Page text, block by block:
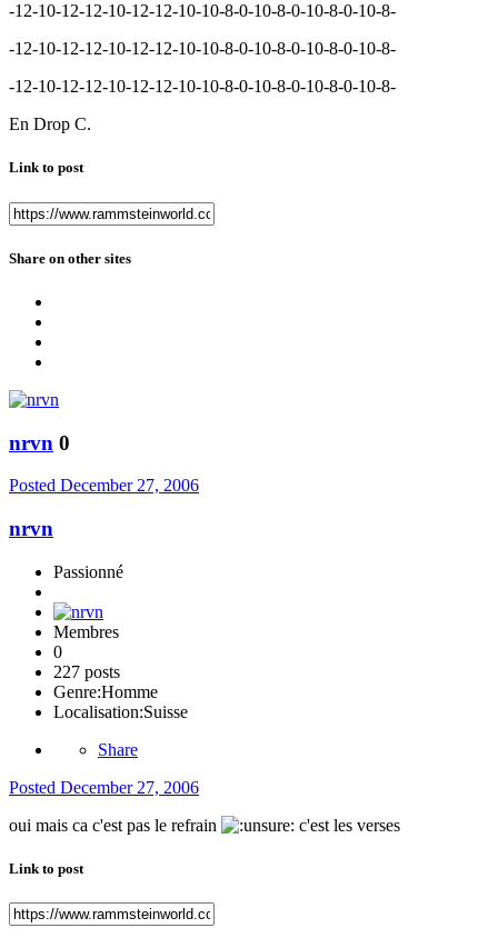
-12-10-12-12-10-12-12-10-10-8-0-10-8-0-10-8-0-10-8-
-12-10-12-12-10-12-12-10-10-8-0-10-8-0-10-8-0-10-8-
-12-10-12-12-10-12-12-10-10-8-0-10-8-0-10-8-0-10-8-
En Drop C.
Link to post
Share on other sites
nrvn 0
Posted December 27, 2006
nrvn
Passionné
Membres
0
227 posts
Genre:Homme
Localisation:Suisse
Share
Posted December 27, 2006
oui mais ca c'est pas le refrain
c'est les verses
Link to post